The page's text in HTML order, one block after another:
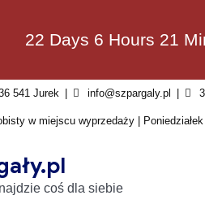
22 Days 6 Hours 21
541 Jurek info@szpargaly.pl
w miejscu wyprzedaży |
coś dla siebie